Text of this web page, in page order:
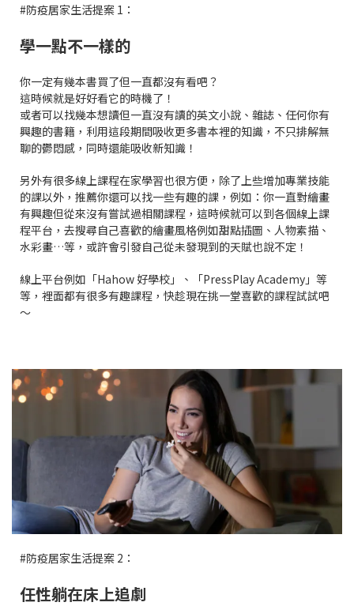
#防疫居家生活提案 1：
學一點不一樣的
你一定有幾本書買了但一直都沒有看吧？
這時候就是好好看它的時機了！
或者可以找幾本想讀但一直沒有讀的英文小說、雜誌、任何你有
興趣的書籍，利用這段期間吸收更多書本裡的知識，不只排解無
聊的鬱悶感，同時還能吸收新知識！
另外有很多線上課程在家學習也很方便，除了上些增加專業技能
的課以外，推薦你還可以找一些有趣的課，例如：你一直對繪畫
有興趣但從來沒有嘗試過相關課程，這時候就可以到各個線上課
程平台，去搜尋自己喜歡的繪畫風格例如甜點插圖、人物素描、
水彩畫…等，或許會引發自己從未發現到的天賦也說不定！
線上平台例如「Hahow 好學校」、「PressPlay Academy」等
等，裡面都有很多有趣課程，快趁現在挑一堂喜歡的課程試試吧
～
#防疫居家生活提案 2：
任性躺在床上追劇